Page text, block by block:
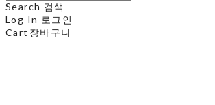
Search 검색
Log In 로그인
Cart 장바구니